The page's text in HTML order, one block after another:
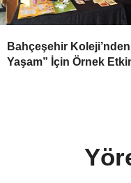
Bahçeşehir
Yaşam” İçin Örnek